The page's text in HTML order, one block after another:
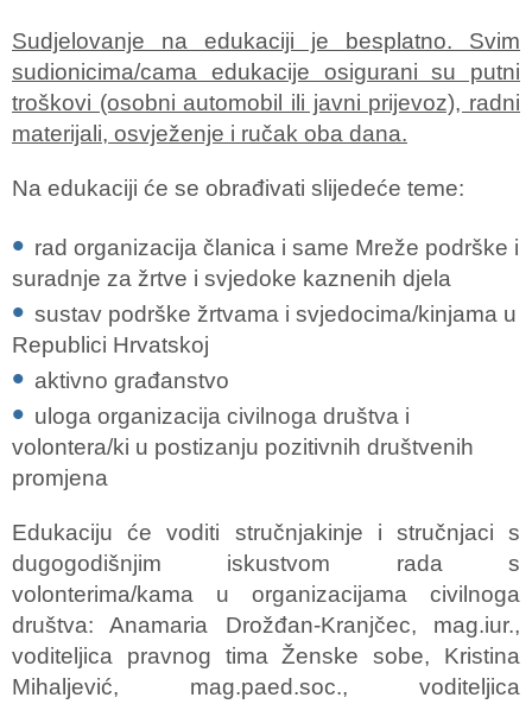
Sudjelovanje na edukaciji je besplatno. Svim
sudionicima/cama edukacije osigurani su putni
troškovi (osobni automobil ili javni prijevoz), radni
materijali, osvježenje i ručak oba dana.
Na edukaciji će se obrađivati slijedeće teme:
rad organizacija članica i same Mreže podrške i
suradnje za žrtve i svjedoke kaznenih djela
sustav podrške žrtvama i svjedocima/kinjama u
Republici Hrvatskoj
aktivno građanstvo
uloga organizacija civilnoga društva i
volontera/ki u postizanju pozitivnih društvenih
promjena
Edukaciju će voditi stručnjakinje i stručnjaci s
dugogodišnjim iskustvom rada s
volonterima/kama u organizacijama civilnoga
društva: Anamaria Drožđan-Kranjčec, mag.iur.,
voditeljica pravnog tima Ženske sobe, Kristina
Mihaljević, mag.paed.soc., voditeljica